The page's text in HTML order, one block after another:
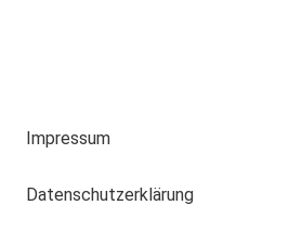
Impressum
Datenschutzerklärung